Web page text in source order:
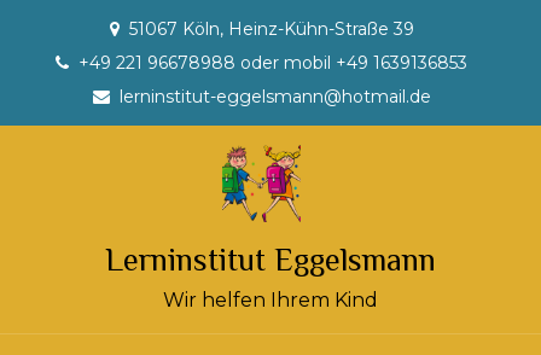
51067 Köln, Heinz-Kühn-Straße 39
+49 221 96678988 oder mobil +49 1639136853
lerninstitut-eggelsmann@hotmail.de
Lerninstitut Eggelsmann
Wir helfen Ihrem Kind